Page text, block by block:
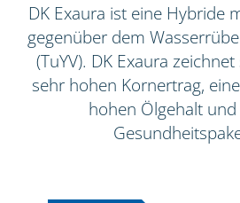
DK Exaura ist eine Hybride
gegenüber dem
(TuYV). DK Exaura
sehr hohen Kornertrag,
hohen Ölgehalt